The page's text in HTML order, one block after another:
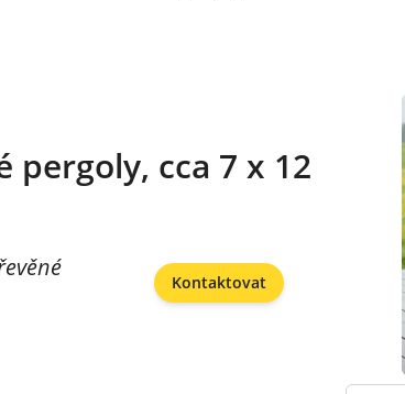
pergoly, cca 7 x 12
Kontaktovat